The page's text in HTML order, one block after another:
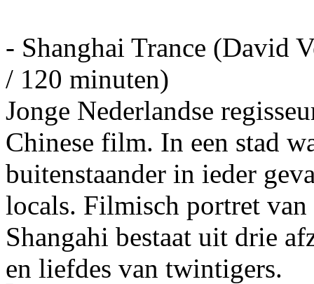
- Shanghai Trance (David
/ 120 minuten)
Jonge Nederlandse
Chinese film. In een stad
buitenstaander in ieder
locals. Filmisch portret van
Shangahi bestaat uit drie
en liefdes van twintigers.